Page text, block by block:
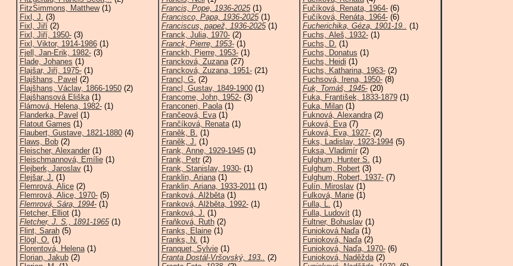
FitzSimmons, Matthew(1)
Fixl, J. (3)
Fixl, Jiří(2)
Fixl, Jiří, 1950-(3)
Fixl, Viktor, 1914-1986(1)
Fjell, Jan-Erik, 1982-(3)
Flade, Johanes (1)
Flajšar, Jiří, 1975-(1)
Flajšhans, Pavel (2)
Flajšhans, Václav, 1866-1950(2)
Flajšhansová Eliška(1)
Flámová, Helena, 1982-(1)
Flanderka, Pavel (1)
Flatout Games (1)
Flaubert, Gustave, 1821-1880(4)
Flaws, Bob(2)
Fleischer, Alexander(1)
Fleischmannová, Emílie(1)
Flejberk, Jaroslav(1)
Flejšar, J. (1)
Flemrová, Alice(2)
Flemrová, Alice, 1970-(5)
Flemrová, Sára, 1994-(1)
Fletcher, Elliot(1)
Fletcher, J. S., 1891-1965(1)
Flint, Sarah(5)
Flögl, O. (1)
Florentová, Helena(1)
Florian, Jakub(2)
Francis, Pope, 1936-2025(1)
Francisco, Papa, 1936-2025(1)
Franciscus, papež, 1936-2025(1)
Franck, Julia, 1970-(2)
Franck, Pierre, 1953-(1)
Franckh, Pierre, 1953-(1)
Francková, Zuzana(27)
Francková, Zuzana, 1951-(21)
Francl, G. (2)
Francl, Gustav, 1849-1900(1)
Francome, John, 1952-(3)
Franconeri, Paola(1)
Frančeová, Eva(1)
Frančíková, Renata(1)
Franěk, B. (1)
Franěk, J. (1)
Frank, Anne, 1929-1945(1)
Frank, Petr(2)
Frank, Stanislav, 1930-(1)
Franklin, Ariana(1)
Franklin, Ariana, 1933-2011(1)
Franková, Alžběta(1)
Franková, Alžběta, 1992-(1)
Franková, J. (1)
Fraňková, Ruth(2)
Franks, Elaine(1)
Franks, N. (1)
Franquet, Sylvie(1)
Franta Dostál-Vršovský, 193.. (2)
Fučíková, Renata, 1964-(6)
Fučíková, Renáta, 1964-(6)
Fucherichika, Géza, 1901-19.. (1)
Fuchs, Aleš, 1932-(1)
Fuchs, D. (1)
Fuchs, Donatus (1)
Fuchs, Heidi (1)
Fuchs, Katharina, 1963-(2)
Fuchsová, Irena, 1950-(8)
Fuk, Tomáš, 1945-(20)
Fuka, František, 1833-1879(1)
Fuka, Milan(1)
Fuknová, Alexandra(2)
Fuková, Eva(7)
Fuková, Eva, 1927-(2)
Fuks, Ladislav, 1923-1994(5)
Fuksa, Vladimír(2)
Fulghum, Hunter S. (1)
Fulghum, Robert(3)
Fulghum, Robert, 1937-(7)
Fulín, Miroslav(1)
Fulková, Marie(1)
Fulla, Ĺ. (1)
Fulla, Ludovít(1)
Fultner, Bohuslav(1)
Funioková Naďa(1)
Funioková, Naďa(2)
Funioková, Naďa, 1970-(6)
Funioková, Naděžda(2)